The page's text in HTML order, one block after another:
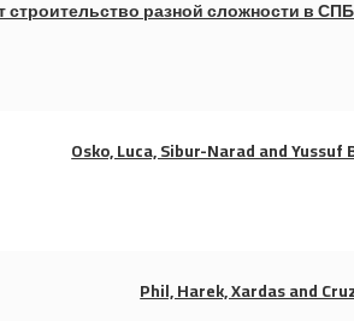
разной сложности в
Osko, Luca, Sibur-Narad and Yussuf
Phil, Harek, Xardas and